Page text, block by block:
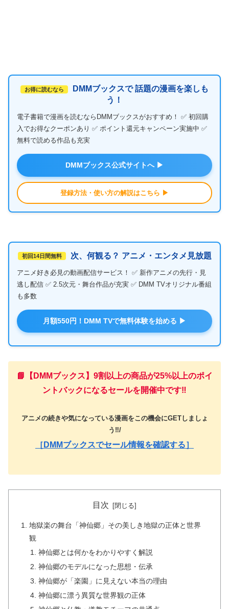
お得に読むなら
DMMブックスで 話題の漫画を楽しも
う！
電子書籍で漫画を読むならDMMブックスがおすすめ！ ✅ 初回購
入でお得なクーポンあり ✅ ポイント還元キャンペーン実施中 ✅
無料で読める作品も充実
DMMブックス公式サイトへ ▶
登録方法・使い方の解説はこちら ▶
初回14日間無料 次、何観る？ アニメ・エンタメ見放題
アニメ好き必見の動画配信サービス！ ✅ 新作アニメの先行・見
逃し配信 ✅ 2.5次元・舞台作品が充実 ✅ DMM TVオリジナル番組
も多数
月額550円！DMM TVで無料体験を始める ▶
📘【DMMブックス】9割以上の商品が25%以上のポイ
ントバックになるセールを開催中です‼️
アニメの続きや気になっている漫画をこの機会にGETしましょ
う‼️/
［DMMブックスでセール情報を確認する］
目次
地獄楽の舞台「神仙郷」その美しき地獄の正体と世界
観
神仙郷とは何かをわかりやすく解説
神仙郷のモデルになった思想・伝承
神仙郷が「楽園」に見えない本当の理由
神仙郷に漂う異質な世界観の正体